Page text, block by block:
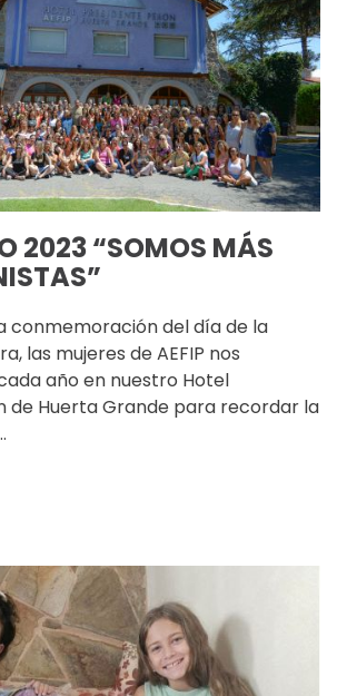
2023 “SOMOS MÁS
conmemoración del día de la
las mujeres de AEFIP nos
año en nuestro Hotel
de Huerta Grande para recordar la